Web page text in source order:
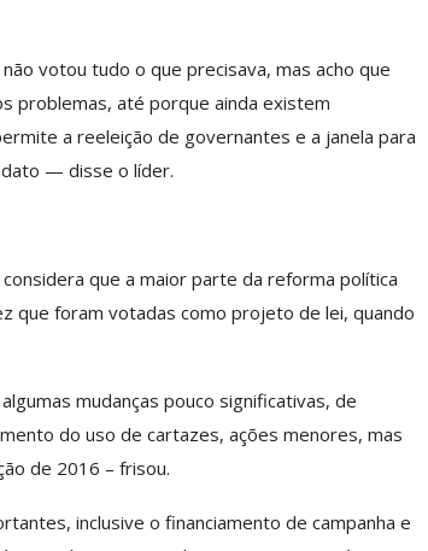
votou tudo o que precisava, mas acho que
problemas, até porque ainda existem
a reeleição de governantes e a janela para
— disse o líder.
que a maior parte da reforma política
que foram votadas como projeto de lei, quando
mudanças pouco significativas, de
do uso de cartazes, ações menores, mas
de 2016 – frisou.
inclusive o financiamento de campanha e